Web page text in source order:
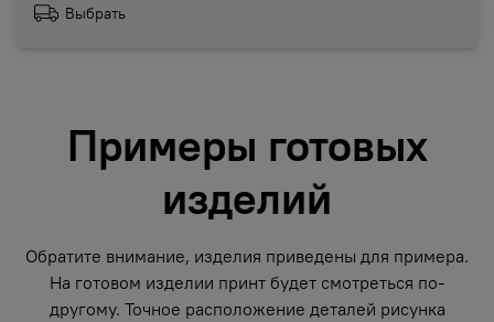
Выбрать
Примеры готовых
изделий
Обратите внимание, изделия приведены для примера.
На готовом изделии принт будет смотреться по-
другому. Точное расположение деталей рисунка